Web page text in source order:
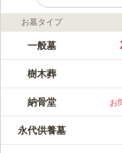
ライフドット編集部のコメン
落ち着いた住宅街
なる第2区がオー
永代供養墓、ペッ
ーで約12分、最寄
す。苑内はバリア
た設備により、ど
を問わず受け入れ
この霊園はまだ誰からも評
お墓タイプ
一般墓
樹木葬
納骨堂 お
永代供養墓